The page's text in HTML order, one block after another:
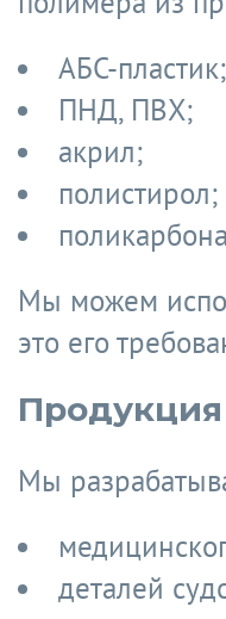
АБС-пластик;
ПНД, ПВХ;
акрил;
полистирол;
Мы можем
это его
Продукция
Мы
деталей